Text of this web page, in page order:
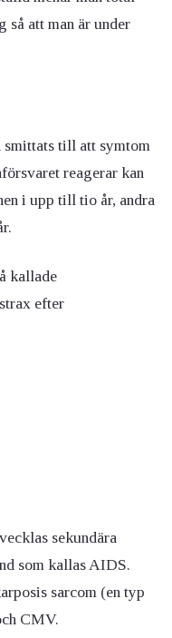
att man är under
smittats till att symtom
reagerar kan
i upp till tio år, andra
kallade
efter
sekundära
som kallas AIDS.
sarcom (en typ
CMV.